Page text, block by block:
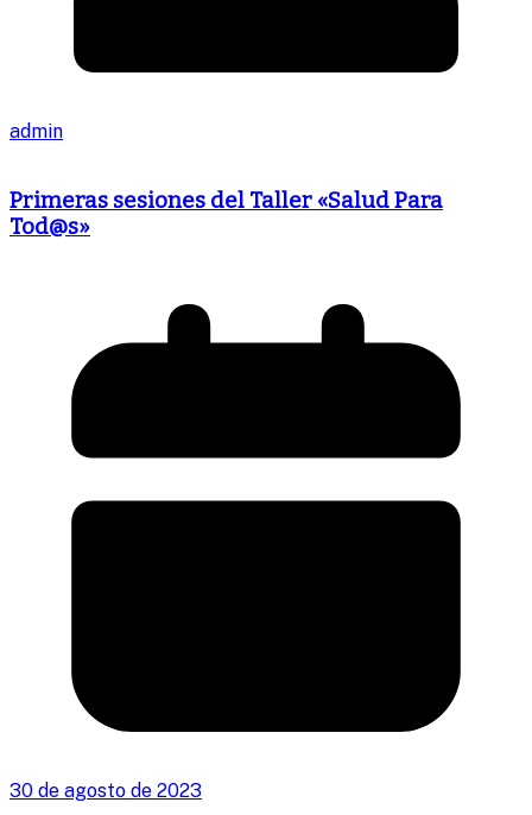
admin
Primeras sesiones del Taller «Salud Para
Tod@s»
30 de agosto de 2023